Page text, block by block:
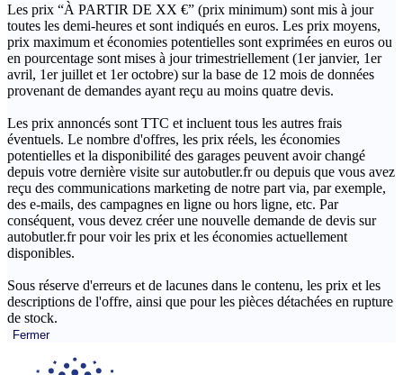
Les prix “À PARTIR DE XX €” (prix minimum) sont mis à jour
toutes les demi-heures et sont indiqués en euros. Les prix moyens,
prix maximum et économies potentielles sont exprimées en euros ou
en pourcentage sont mises à jour trimestriellement (1er janvier, 1er
avril, 1er juillet et 1er octobre) sur la base de 12 mois de données
provenant de demandes ayant reçu au moins quatre devis.
Les prix annoncés sont TTC et incluent tous les autres frais
éventuels. Le nombre d'offres, les prix réels, les économies
potentielles et la disponibilité des garages peuvent avoir changé
depuis votre dernière visite sur autobutler.fr ou depuis que vous avez
reçu des communications marketing de notre part via, par exemple,
des e-mails, des campagnes en ligne ou hors ligne, etc. Par
conséquent, vous devez créer une nouvelle demande de devis sur
autobutler.fr pour voir les prix et les économies actuellement
disponibles.
Sous réserve d'erreurs et de lacunes dans le contenu, les prix et les
descriptions de l'offre, ainsi que pour les pièces détachées en rupture
de stock.
Fermer